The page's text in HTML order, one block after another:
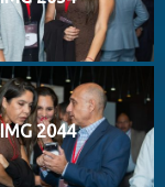
IMG 2044